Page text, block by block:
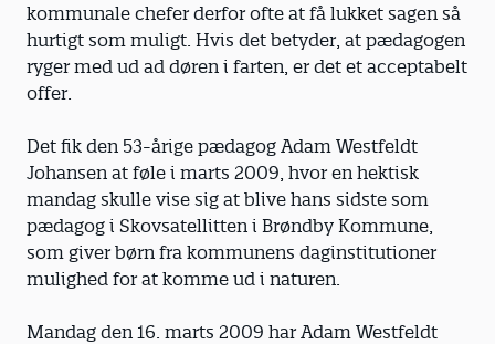
kommunale chefer derfor ofte at få lukket sagen så
hurtigt som muligt. Hvis det betyder, at pædagogen
ryger med ud ad døren i farten, er det et acceptabelt
offer.
Det fik den 53-årige pædagog Adam Westfeldt
Johansen at føle i marts 2009, hvor en hektisk
mandag skulle vise sig at blive hans sidste som
pædagog i Skovsatellitten i Brøndby Kommune,
som giver børn fra kommunens daginstitutioner
mulighed for at komme ud i naturen.
Mandag den 16. marts 2009 har Adam Westfeldt